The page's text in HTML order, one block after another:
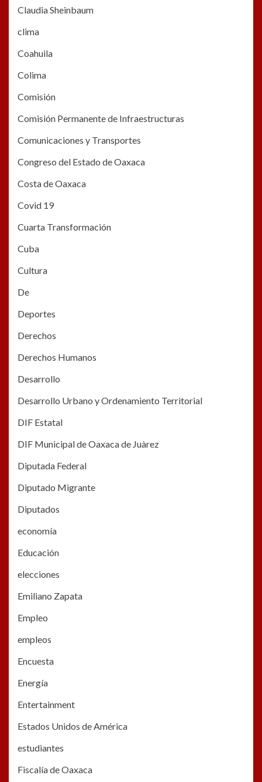
Claudia Sheinbaum
clima
Coahuila
Colima
Comisión
Comisión Permanente de Infraestructuras
Comunicaciones y Transportes
Congreso del Estado de Oaxaca
Costa de Oaxaca
Covid 19
Cuarta Transformación
Cuba
Cultura
De
Deportes
Derechos
Derechos Humanos
Desarrollo
Desarrollo Urbano y Ordenamiento Territorial
DIF Estatal
DIF Municipal de Oaxaca de Juàrez
Diputada Federal
Diputado Migrante
Diputados
economía
Educación
elecciones
Emiliano Zapata
Empleo
empleos
Encuesta
Energía
Entertainment
Estados Unidos de América
estudiantes
Fiscalía de Oaxaca